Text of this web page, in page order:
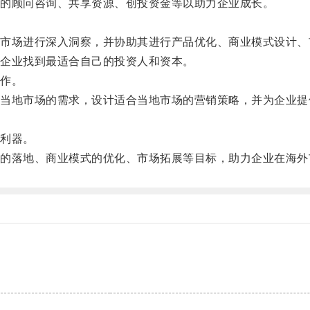
问咨询、共享资源、创投资金等以助力企业成长。
进行深入洞察，并协助其进行产品优化、商业模式设计、
找到最适合自己的投资人和资本。
。
场的需求，设计适合当地市场的营销策略，并为企业提
器。
地、商业模式的优化、市场拓展等目标，助力企业在海外